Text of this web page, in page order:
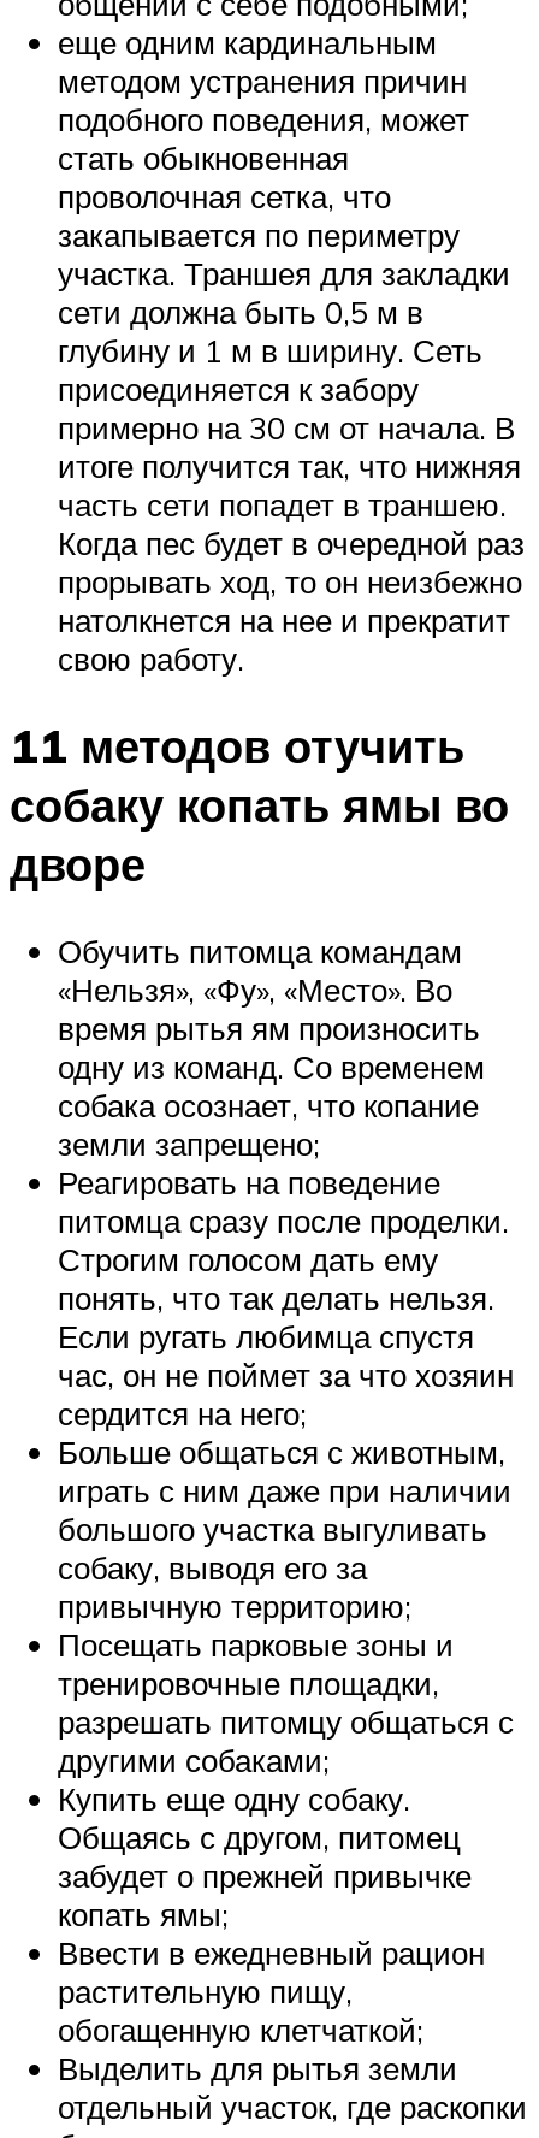
еще одним кардинальным
методом устранения причин
подобного поведения, может
стать обыкновенная
проволочная сетка, что
закапывается по периметру
участка. Траншея для закладки
сети должна быть 0,5 м в
глубину и 1 м в ширину. Сеть
присоединяется к забору
примерно на 30 см от начала. В
итоге получится так, что нижняя
часть сети попадет в траншею.
Когда пес будет в очередной раз
прорывать ход, то он неизбежно
натолкнется на нее и прекратит
свою работу.
11 методов отучить
собаку копать ямы во
дворе
Обучить питомца командам
«Нельзя», «Фу», «Место». Во
время рытья ям произносить
одну из команд. Со временем
собака осознает, что копание
земли запрещено;
Реагировать на поведение
питомца сразу после проделки.
Строгим голосом дать ему
понять, что так делать нельзя.
Если ругать любимца спустя
час, он не поймет за что хозяин
сердится на него;
Больше общаться с животным,
играть с ним даже при наличии
большого участка выгуливать
собаку, выводя его за
привычную территорию;
Посещать парковые зоны и
тренировочные площадки,
разрешать питомцу общаться с
другими собаками;
Купить еще одну собаку.
Общаясь с другом, питомец
забудет о прежней привычке
копать ямы;
Ввести в ежедневный рацион
растительную пищу,
обогащенную клетчаткой;
Выделить для рытья земли
отдельный участок, где раскопки